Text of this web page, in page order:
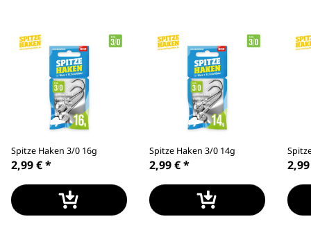
Spitze Haken 3/0 16g
2,99 €*
Spitze Haken 3/0 14g
2,99 €*